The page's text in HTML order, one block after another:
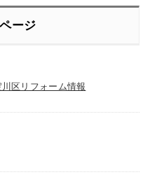
ージ
区リフォーム情報